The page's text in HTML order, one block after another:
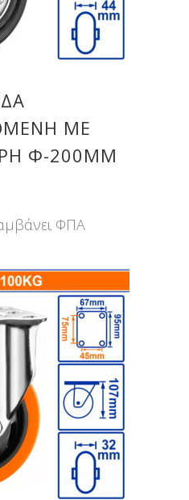
ΜΕ
Φ-200MM
ΦΠΑ